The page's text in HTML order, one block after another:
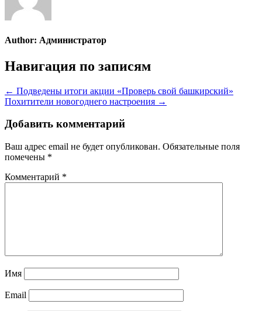
Author: Администратор
Навигация по записям
← Подведены итоги акции «Проверь свой башкирский»
Похитители новогоднего настроения →
Добавить комментарий
Ваш адрес email не будет опубликован. Обязательные поля
помечены *
Комментарий *
Имя
Email